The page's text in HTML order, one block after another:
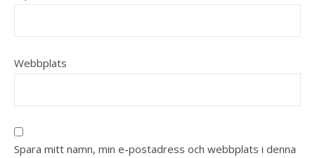
Webbplats
Spara mitt namn, min e-postadress och webbplats i denna